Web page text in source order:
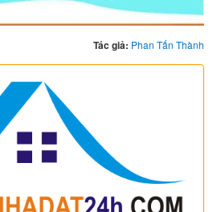
Tác giả: Phan Tấn Thành